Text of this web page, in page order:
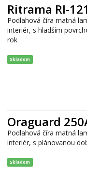
Ritrama RI-
Podlahová číra matná
interiér, s hladším
rok
Skladom
Oraguard
Podlahová číra matná
interiér, s plánovanou
Skladom